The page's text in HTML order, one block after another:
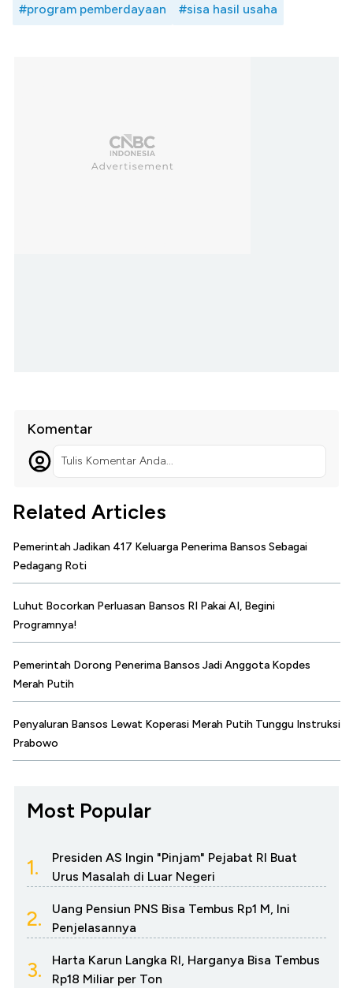
#program pemberdayaan #sisa hasil usaha
Komentar
Tulis Komentar Anda...
Related Articles
Pemerintah Jadikan 417 Keluarga Penerima Bansos Sebagai
Pedagang Roti
Luhut Bocorkan Perluasan Bansos RI Pakai AI, Begini
Programnya!
Pemerintah Dorong Penerima Bansos Jadi Anggota Kopdes
Merah Putih
Penyaluran Bansos Lewat Koperasi Merah Putih Tunggu Instruksi
Prabowo
Most Popular
1.
Presiden AS Ingin "Pinjam" Pejabat RI Buat
Urus Masalah di Luar Negeri
2.
Uang Pensiun PNS Bisa Tembus Rp1 M, Ini
Penjelasannya
3.
Harta Karun Langka RI, Harganya Bisa Tembus
Rp18 Miliar per Ton